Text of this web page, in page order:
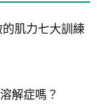
肌力七大訓練
解症嗎？